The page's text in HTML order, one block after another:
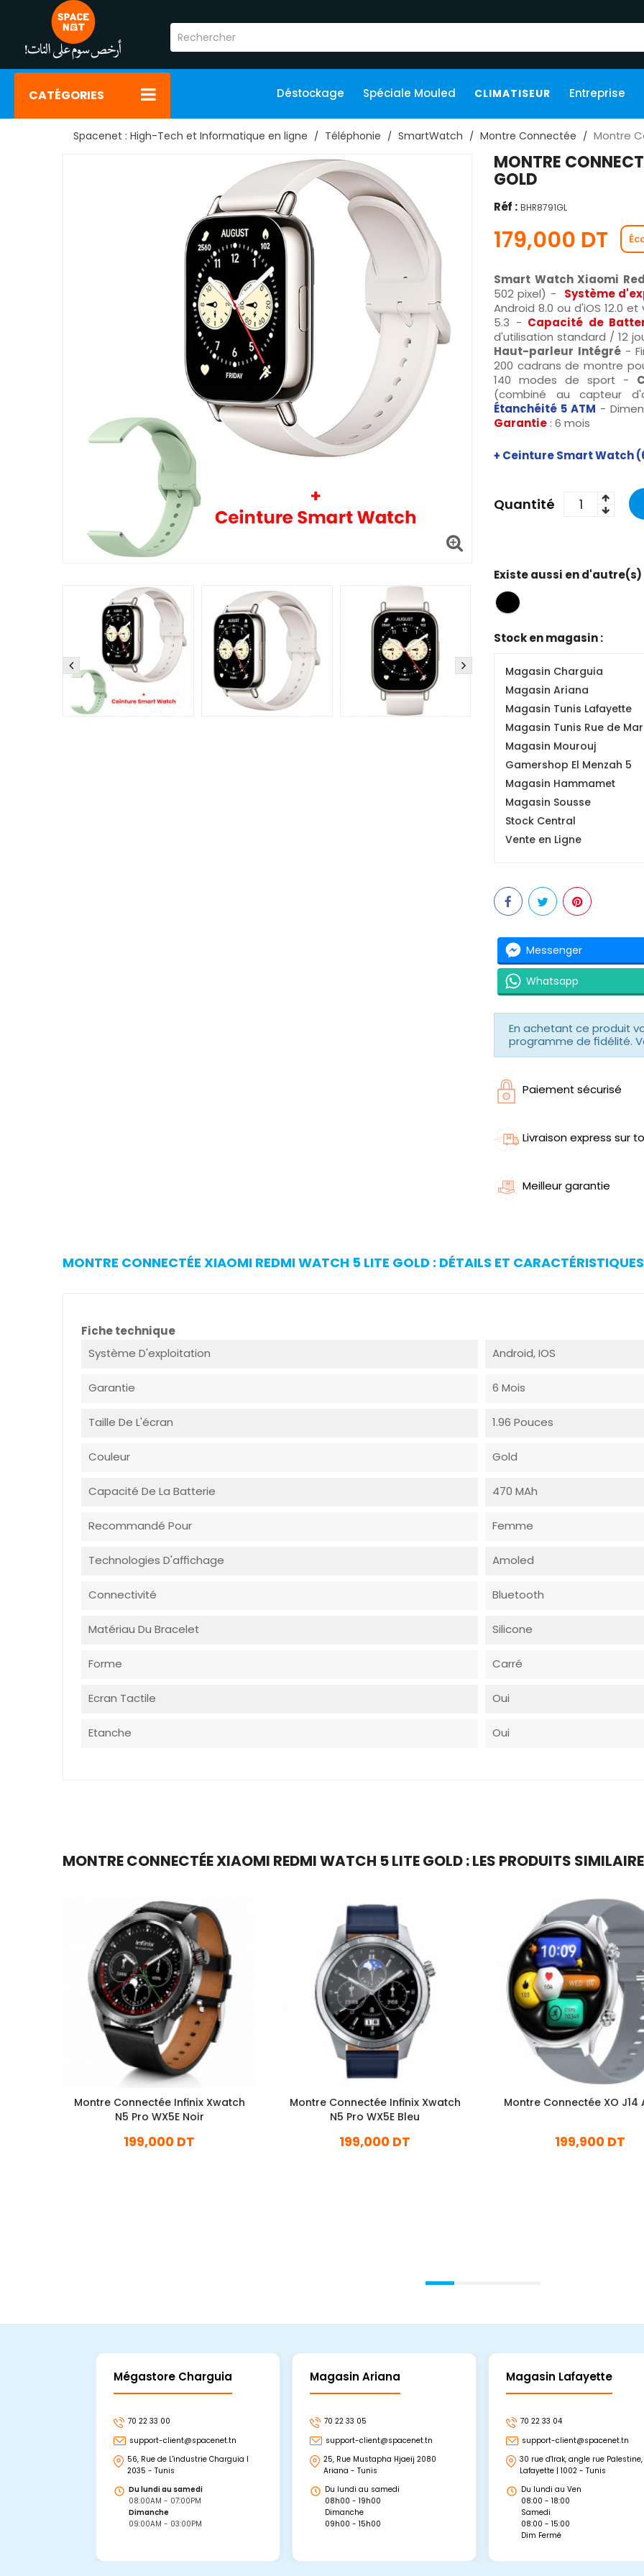
CATÉGORIES Déstockage Spéciale Mouled CLIMATISEUR Entreprise
Spacenet : High-Tech et Informatique en ligne Téléphonie SmartWatch Montre Connectée Montre
MONTRE
GOLD
Réf : BHR8791GL
179,000 DT
Smart Watch Xiaomi
502 pixel) - Système
Android 8.0 ou d'iOS 12.0
5.3 - Capacité de
d'utilisation standard / 12
Haut-parleur Intégré-
200 cadrans de montre
140 modes de sport -
(combiné au capteur
Étanchéité 5 ATM -
Garantie : 6 mois
+ Ceinture Smart Watch
Quantité
Existe aussi en
Stock en magasin :
Magasin Charguia
Magasin Ariana
Magasin Tunis Lafayette
Magasin Tunis Rue de
Magasin Mourouj
Gamershop El Menzah 5
Magasin Hammamet
Magasin Sousse
Stock Central
Vente en Ligne
Messenger
Whatsapp
En achetant ce produit
programme de fidélité.
Paiement sécurisé
Livraison express sur
Meilleur garantie
MONTRE CONNECTÉE XIAOMI REDMI WATCH 5 LITE GOLD : DÉTAILS ET CARACTÉRISTIQUES
Fiche technique
Système D'exploitation
Android, IOS
Garantie 6 Mois
Taille De L'écran 1.96 Pouces
Couleur Gold
Capacité De La Batterie 470 MAh
Recommandé Pour Femme
Technologies D'affichage Amoled
Connectivité Bluetooth
Matériau Du Bracelet Silicone
Forme Carré
Ecran Tactile Oui
Etanche Oui
MONTRE CONNECTÉE XIAOMI REDMI WATCH 5 LITE GOLD : LES PRODUITS
Montre Connectée Infinix Xwatch
N5 Pro WX5E Noir
199,000 DT
Montre Connectée Infinix Xwatch
N5 Pro WX5E Bleu
199,000 DT
Montre Connectée XO J14
199,900 DT
Mégastore Charguia
70 22 33 00
support-client@spacenet.tn
56, Rue de L'industrie Charguia I
2035 - Tunis
Du lundi au samedi
08:00AM - 07:00PM
Dimanche
09:00AM - 03:00PM
Magasin Ariana
70 22 33 05
support-client@spacenet.tn
25, Rue Mustapha Hjaeij 2080
Ariana - Tunis
Du lundi au samedi
08h00 - 19h00
Dimanche
09h00 - 15h00
Magasin Lafayette
70 22 33 04
support-client@spacenet.tn
30 rue d'Irak, angle rue Palestine,
Lafayette | 1002 - Tunis
Du lundi au Ven
08:00 - 18:00
Samedi
08:00 - 15:00
Dim Fermé